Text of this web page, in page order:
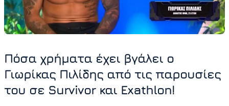
Πόσα χρήματα έχει βγάλει ο
Γιωρίκας Πιλίδης από τις παρουσίες
του σε Survivor και Exathlon!